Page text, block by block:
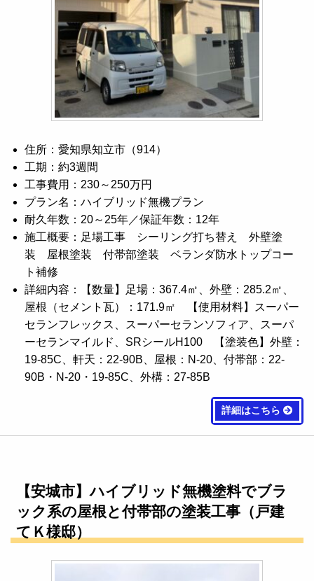
住所：愛知県知立市（914）
工期：約3週間
工事費用：230～250万円
プラン名：ハイブリッド無機プラン
耐久年数：20～25年／保証年数：12年
施工概要：足場工事 シーリング打ち替え 外壁塗
装 屋根塗装 付帯部塗装 ベランダ防水トップコー
ト補修
詳細内容：【数量】足場：367.4㎡、外壁：285.2㎡、
屋根（セメント瓦）：171.9㎡ 【使用材料】スーパー
セランフレックス、スーパーセランソフィア、スーパ
ーセランマイルド、SRシールH100 【塗装色】外壁：
19-85C、軒天：22-90B、屋根：N-20、付帯部：22-
90B・N-20・19-85C、外構：27-85B
詳細はこちら
【安城市】ハイブリッド無機塗料でブラ
ック系の屋根と付帯部の塗装工事（戸建
てＫ様邸）